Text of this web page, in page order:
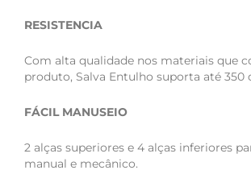
RESISTENCIA
Com alta qualidade nos materiais que
produto, Salva Entulho suporta até 350
FÁCIL MANUSEIO
2 alças superiores e 4 alças inferiores
manual e mecânico.